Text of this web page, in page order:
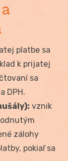
platbe sa
k prijatej
sa
DPH.
vznik
zálohy
pokiaľ sa